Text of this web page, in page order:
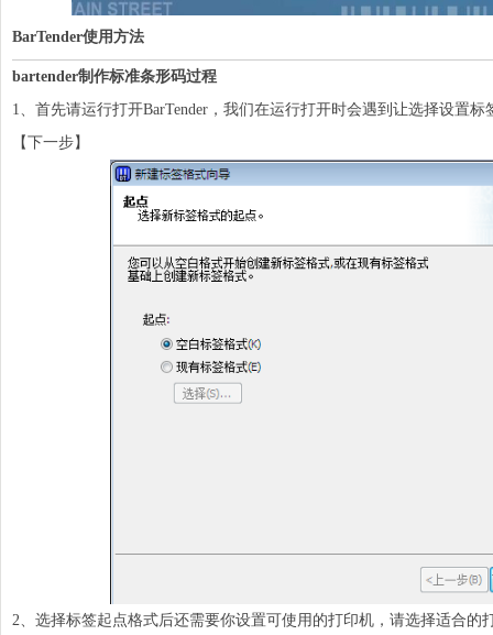
BarTender使用方法
bartender制作标准条形码过程
1、首先请运行打开BarTender，我们在运行打开时会遇到让选择设置标
【下一步】
2、选择标签起点格式后还需要你设置可使用的打印机，请选择适合的